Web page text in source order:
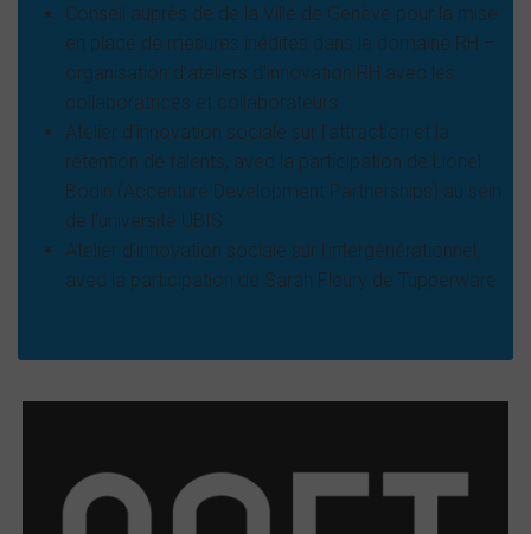
Conseil auprès de de la Ville de Genève pour la mise
en place de mesures inédites dans le domaine RH –
organisation d’ateliers d’innovation RH avec les
collaboratrices et collaborateurs
Atelier d’innovation sociale sur l’attraction et la
rétention de talents, avec la participation de Lionel
Bodin (Accenture Development Partnerships) au sein
de l’université UBIS
Atelier d’innovation sociale sur l’intergénérationnel,
avec la participation de Sarah Fleury de Tupperware